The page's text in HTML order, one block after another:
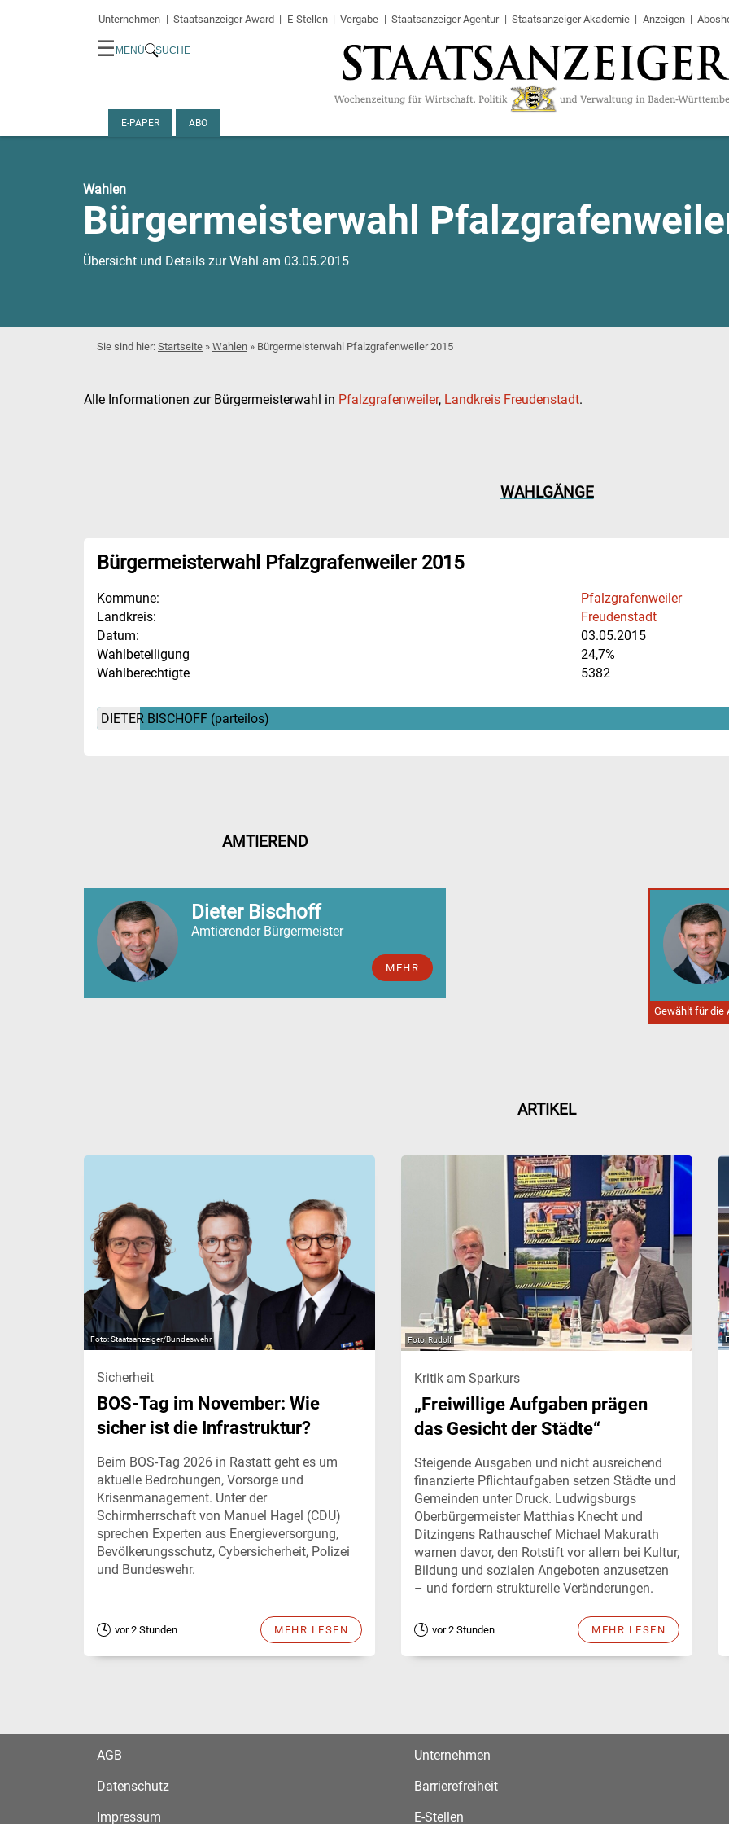
Unternehmen Staatsanzeiger Award E-Stellen Vergabe Staatsanzeiger Agentur Staatsanzeiger Akademie Anzeigen
☰ MENÜ SUCHE
E-PAPER ABO
Wahlen
Bürgermeisterwahl
Übersicht und Details zur Wahl am 03.05.2015
Startseite » Wahlen » Bürgermeisterwahl Pfalzgrafenweiler 2015
Alle Informationen zur Bürgermeisterwahl in Pfalzgrafenweiler, Landkreis Freudenstadt.
WAHLGÄNGE
Bürgermeisterwahl Pfalzgrafenweiler 2015
Kommune:
Pfalzgrafenweiler
Landkreis:
Freudenstadt
Datum:
03.05.2015
Wahlbeteiligung
24,7%
Wahlberechtigte
5382
DIETER BISCHOFF (parteilos)
AMTIEREND
Dieter Bischoff
Amtierender Bürgermeister
MEHR
Gewählt für die
ARTIKEL
Staatsanzeiger/Bundeswehr
Sicherheit
BOS-Tag im November: Wie
sicher ist die Infrastruktur?
Beim BOS-Tag 2026 in Rastatt geht es um
aktuelle Bedrohungen, Vorsorge und
Krisenmanagement. Unter der
Schirmherrschaft von Manuel Hagel (CDU)
sprechen Experten aus Energieversorgung,
Bevölkerungsschutz, Cybersicherheit, Polizei
und Bundeswehr.
vor 2 Stunden MEHR LESEN
Rudolf
Kritik am Sparkurs
„Freiwillige Aufgaben prägen
das Gesicht der Städte“
Steigende Ausgaben und nicht ausreichend
finanzierte Pflichtaufgaben setzen Städte und
Gemeinden unter Druck. Ludwigsburgs
Oberbürgermeister Matthias Knecht und
Ditzingens Rathauschef Michael Makurath
warnen davor, den Rotstift vor allem bei Kultur,
Bildung und sozialen Angeboten anzusetzen
– und fordern strukturelle Veränderungen.
vor 2 Stunden MEHR LESEN
AGB
Datenschutz
Impressum
Unternehmen
Barrierefreiheit
E-Stellen